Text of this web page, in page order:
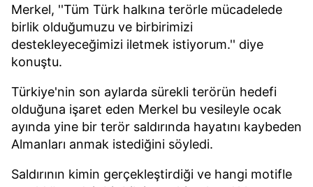
Merkel, ''Tüm Türk halkına terörle mücadelede
birlik olduğumuzu ve birbirimizi
destekleyeceğimizi iletmek istiyorum.'' diye
konuştu.
Türkiye'nin son aylarda sürekli terörün hedefi
olduğuna işaret eden Merkel bu vesileyle ocak
ayında yine bir terör saldırında hayatını kaybeden
Almanları anmak istediğini söyledi.
Saldırının kimin gerçekleştirdiği ve hangi motifle